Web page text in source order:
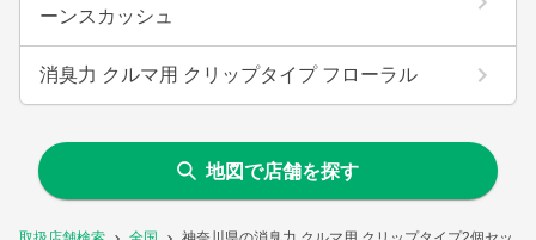
ーンスカッシュ
消臭力 クルマ用 クリップタイプ フローラル
地図で店舗を探す